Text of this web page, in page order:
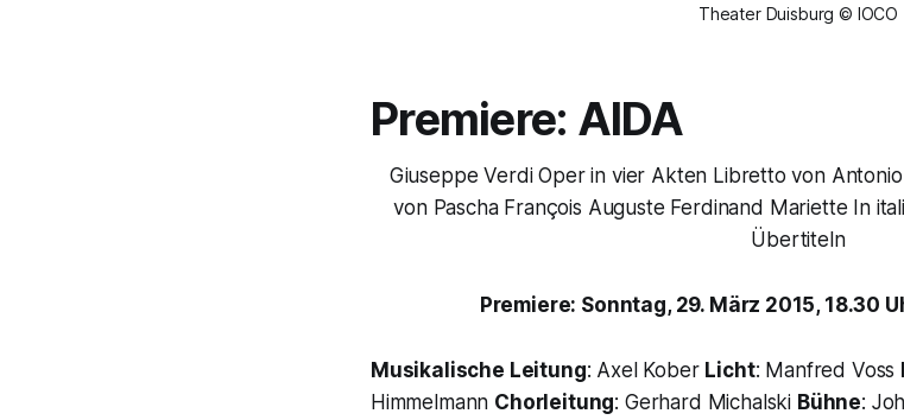
Theater Duisburg © IOCO
Premiere: AIDA
Giuseppe Verdi Oper in vier Akten Libretto von Antonio
von Pascha François Auguste Ferdinand Mariette In
Übertiteln
Premiere: Sonntag, 29. März 2015, 18.30
Musikalische Leitung: Axel Kober Licht: Manfred Voss
Himmelmann Chorleitung: Gerhard Michalski Bühne: